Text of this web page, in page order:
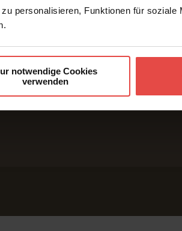
personalisieren, Funktionen für soziale
notwendige Cookies
verwenden